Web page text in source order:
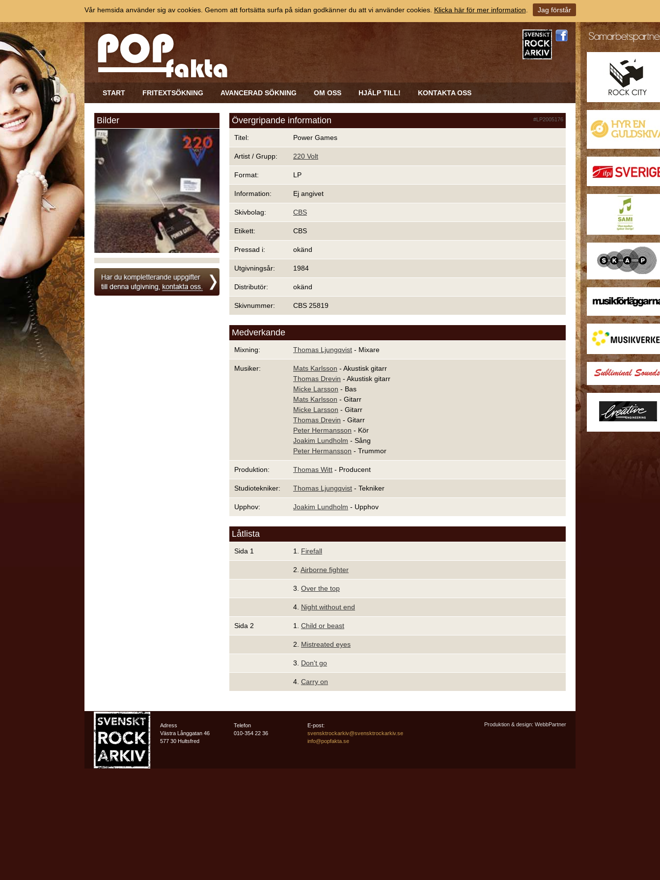
START FRITEXTSÖKNING AVANCERAD SÖKNING OM OSS HJÄLP TILL! KONTAKTA OSS
Bilder Övergripande information #LP2005176
Titel: Power Games
Artist / Grupp: 220 Volt
Format: LP
Information: Ej angivet
Skivbolag: CBS
Etikett: CBS
Pressad i: okänd
Utgivningsår: 1984
Distributör: okänd
Skivnummer: CBS 25819
Medverkande
Mixning: Thomas Ljungqvist - Mixare
Musiker: Mats Karlsson - Akustisk gitarr
Thomas Drevin - Akustisk gitarr
Micke Larsson - Bas
Mats Karlsson - Gitarr
Micke Larsson - Gitarr
Thomas Drevin - Gitarr
Peter Hermansson - Kör
Joakim Lundholm - Sång
Peter Hermansson - Trummor
Produktion: Thomas Witt - Producent
Studiotekniker: Thomas Ljungqvist - Tekniker
Upphov: Joakim Lundholm - Upphov
Låtlista
Sida 1 1. Firefall
2. Airborne fighter
3. Over the top
4. Night without end
Sida 2 1. Child or beast
2. Mistreated eyes
3. Don't go
4. Carry on
Adress
Västra Långgatan 46
577 30 Hultsfred
Telefon
010-354 22 36
E-post:
svensktrockarkiv@svensktrockarkiv.se
info@popfakta.se
Produktion & design: WebbPartner
Vår hemsida använder sig av cookies. Genom att fortsätta surfa på sidan godkänner du att vi använder cookies. Klicka här för mer information Jag förstår